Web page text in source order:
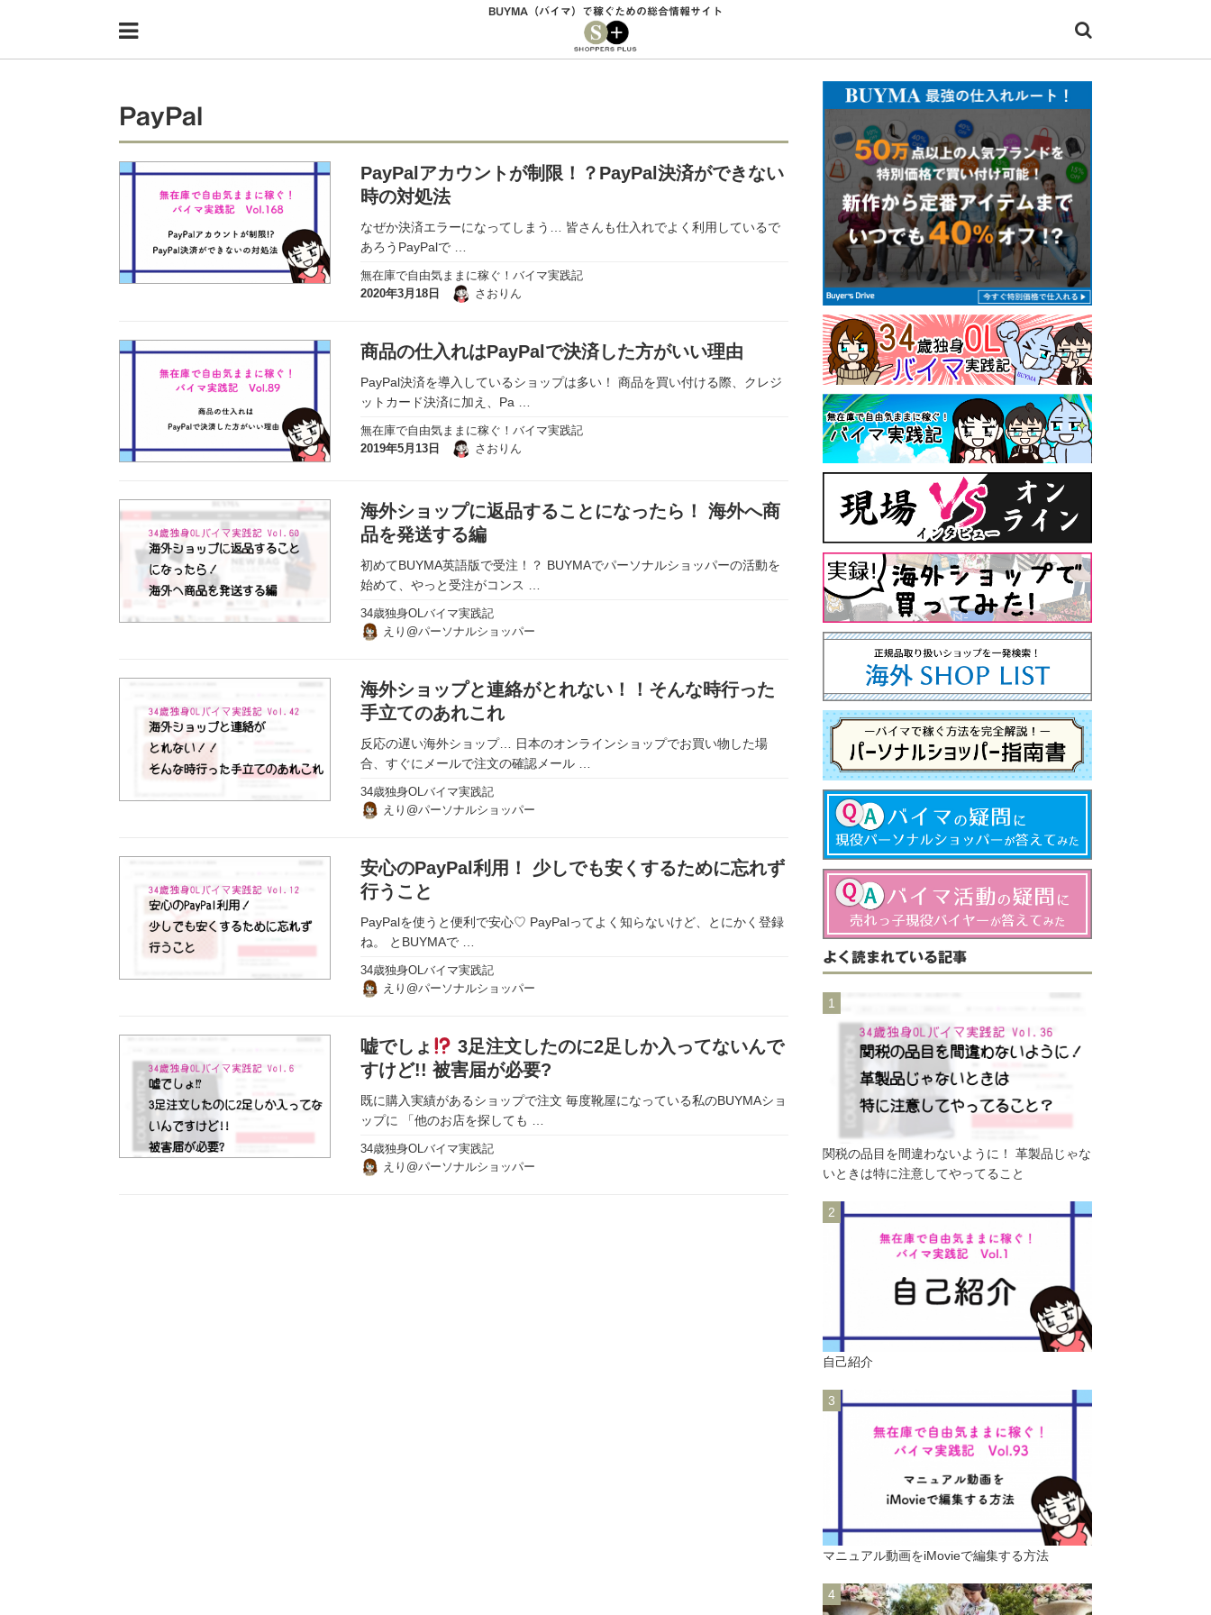
HOME
34歳独身OLバイマ実践記
無在庫で自由気ままに稼ぐ！バイマ実践記
ファッショントレンドを発信！SP通信
BUYMAで人気のブランド
バイマの疑問に現役パーソナルショッパーが答えてみた
バイマ活動の疑問に売れっ子現役バイヤーが答えてみた
実録！海外ショップで買ってみた！
BUYMA（バイマ）で稼ぐための総合情報サイト
PayPal
PayPalアカウントが制限！？PayPal決済ができない
時の対処法
なぜか決済エラーになってしまう… 皆さんも仕入れでよく利用しているで
あろうPayPalで
無在庫で自由気ままに稼ぐ！バイマ実践記
2020年3月18日
さおりん
商品の仕入れはPayPalで決済した方がいい理由
PayPal決済を導入しているショップは多い！ 商品を買い付ける際、クレジ
ットカード決済に加え、Pa
無在庫で自由気ままに稼ぐ！バイマ実践記
2019年5月13日
さおりん
海外ショップに返品することになったら！ 海外へ商
品を発送する編
初めてBUYMA英語版で受注！？ BUYMAでパーソナルショッパーの活動を
始めて、やっと受注がコンス …
34歳独身OLバイマ実践記
えり@パーソナルショッパー
海外ショップと連絡がとれない！！そんな時行った
手立てのあれこれ
反応の遅い海外ショップ… 日本のオンラインショップでお買い物した場
合、すぐにメールで注文の確認メール …
34歳独身OLバイマ実践記
えり@パーソナルショッパー
安心のPayPal利用！ 少しでも安くするために忘れず
行うこと
PayPalを使うと便利で安心♡ PayPalってよく知らないけど、とにかく登録
ね。 とBUYMAで …
34歳独身OLバイマ実践記
えり@パーソナルショッパー
嘘でしょ
3足注文したのに2足しか入ってないんで
すけど!! 被害届が必要?
既に購入実績があるショップで注文 毎度靴屋になっている私のBUYMAショ
ップに 「他のお店を探しても …
34歳独身OLバイマ実践記
えり@パーソナルショッパー
よく読まれている記事
関税の品目を間違わないように！ 革製品じゃな
いときは特に注意してやってること
自己紹介
マニュアル動画をiMovieで編集する方法